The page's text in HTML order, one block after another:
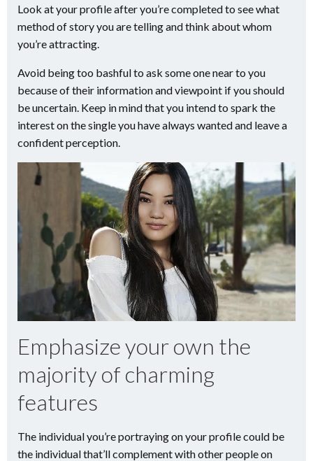
Look at your profile after you’re completed to see what
method of story you are telling and think about whom
you’re attracting.
Avoid being too bashful to ask some one near to you
because of their information and viewpoint if you should
be uncertain. Keep in mind that you intend to spark the
interest on the single you have always wanted and leave a
confident perception.
Emphasize your own the
majority of charming
features
The individual you’re portraying on your profile could be
the individual that’ll complement with other people on